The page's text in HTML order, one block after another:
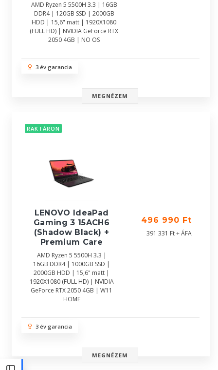
AMD Ryzen 5 5500H 3.3 | 16GB
DDR4 | 120GB SSD | 2000GB
HDD | 15,6" matt | 1920X1080
(FULL HD) | NVIDIA GeForce RTX
2050 4GB | NO OS
3 év garancia
MEGNÉZEM
RAKTÁRON
LENOVO IdeaPad
Gaming 3 15ACH6
(Shadow Black) +
Premium Care
AMD Ryzen 5 5500H 3.3 |
16GB DDR4 | 1000GB SSD |
2000GB HDD | 15,6" matt |
1920X1080 (FULL HD) | NVIDIA
GeForce RTX 2050 4GB | W11
HOME
496 990 Ft
391 331 Ft + ÁFA
3 év garancia
MEGNÉZEM